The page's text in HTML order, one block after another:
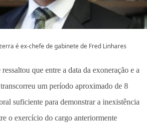
é ex-chefe de gabinete de Fred Linhares
que entre a data da exoneração e a
um período aproximado de 8
suficiente para demonstrar a inexistência
o exercício do cargo anteriormente